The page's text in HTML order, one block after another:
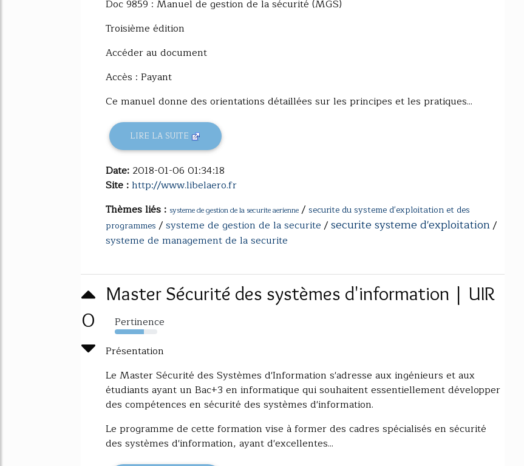
Doc 9859 : Manuel de gestion de la sécurité (MGS)
Troisième édition
Accéder au document
Accès : Payant
Ce manuel donne des orientations détaillées sur les principes et les pratiques...
LIRE LA SUITE
Date: 2018-01-06 01:34:18
Site :http://www.libelaero.fr
Thèmes liés : systeme de gestion de la securite aerienne / securite du systeme d'exploitation et des
programmes /systeme de gestion de la securite/securite systeme d'exploitation/
systeme de management de la securite
0
Master Sécurité des systèmes d'information | UIR
Pertinence
68%
Présentation
Le Master Sécurité des Systèmes d'Information s'adresse aux ingénieurs et aux
étudiants ayant un Bac+3 en informatique qui souhaitent essentiellement développer
des compétences en sécurité des systèmes d'information.
Le programme de cette formation vise à former des cadres spécialisés en sécurité
des systèmes d'information, ayant d'excellentes...